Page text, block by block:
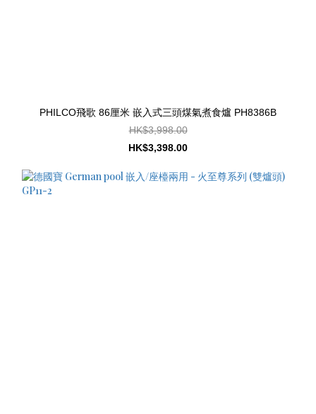
PHILCO飛歌 86厘米 嵌入式三頭煤氣煮食爐 PH8386B
HK$3,998.00
HK$3,398.00